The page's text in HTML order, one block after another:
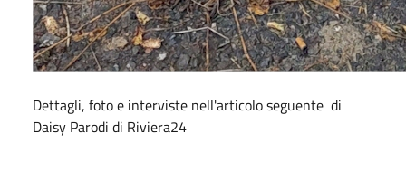
Dettagli, foto e interviste nell'articolo seguente di
Daisy Parodi di Riviera24